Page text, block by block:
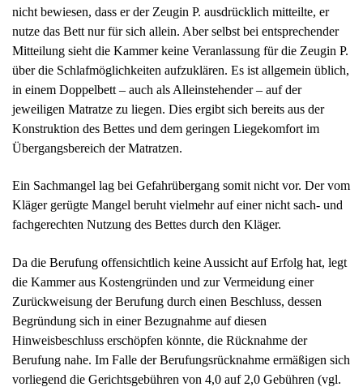
nicht bewiesen, dass er der Zeugin P. ausdrücklich mitteilte, er
nutze das Bett nur für sich allein. Aber selbst bei entsprechender
Mitteilung sieht die Kammer keine Veranlassung für die Zeugin P.
über die Schlafmöglichkeiten aufzuklären. Es ist allgemein üblich,
in einem Doppelbett – auch als Alleinstehender – auf der
jeweiligen Matratze zu liegen. Dies ergibt sich bereits aus der
Konstruktion des Bettes und dem geringen Liegekomfort im
Übergangsbereich der Matratzen.
Ein Sachmangel lag bei Gefahrübergang somit nicht vor. Der vom
Kläger gerügte Mangel beruht vielmehr auf einer nicht sach- und
fachgerechten Nutzung des Bettes durch den Kläger.
Da die Berufung offensichtlich keine Aussicht auf Erfolg hat, legt
die Kammer aus Kostengründen und zur Vermeidung einer
Zurückweisung der Berufung durch einen Beschluss, dessen
Begründung sich in einer Bezugnahme auf diesen
Hinweisbeschluss erschöpfen könnte, die Rücknahme der
Berufung nahe. Im Falle der Berufungsrücknahme ermäßigen sich
vorliegend die Gerichtsgebühren von 4,0 auf 2,0 Gebühren (vgl.